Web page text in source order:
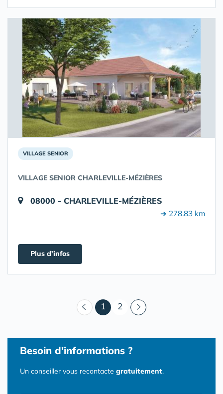
VILLAGE SENIOR
VILLAGE SENIOR CHARLEVILLE-MÉZIÈRES
08000 - CHARLEVILLE-MÉZIÈRES
➔ 278.83 km
Plus d'infos
1 (courant)
2
Besoin d'informations ?
Un conseiller vous recontacte gratuitement.